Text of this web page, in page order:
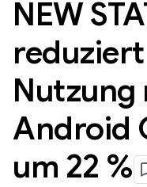
NEW
Nutzung
Android
um 22 %